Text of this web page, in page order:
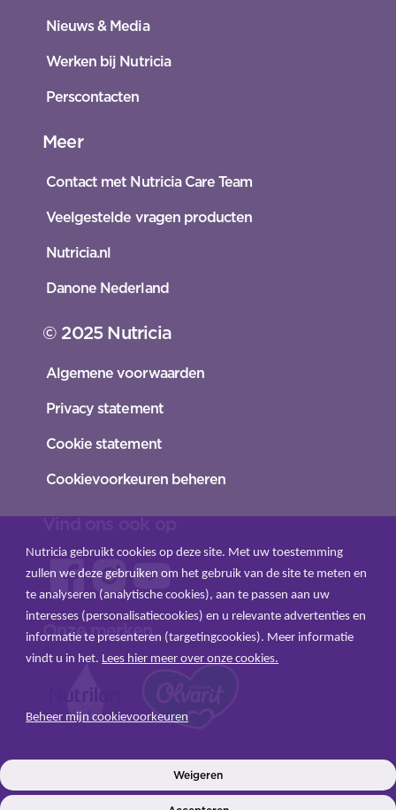
INLOGGEN
Nieuws & Media
Werken bij Nutricia
Perscontacten
Meer
Contact met Nutricia Care Team
Veelgestelde vragen producten
Nutricia.nl
Danone Nederland
© 2025 Nutricia
Algemene voorwaarden
Privacy statement
Cookie statement
Cookievoorkeuren beheren
Onze merken
Nutricia gebruikt cookies op deze site. Met uw toestemming
zullen we deze gebruiken om het gebruik van de site te meten en
te analyseren (analytische cookies), aan te passen aan uw
interesses (personalisatiecookies) en u relevante advertenties en
informatie te presenteren (targetingcookies). Meer informatie
vindt u in het. Lees hier meer over onze cookies.
Beheer mijn cookievoorkeuren
Weigeren